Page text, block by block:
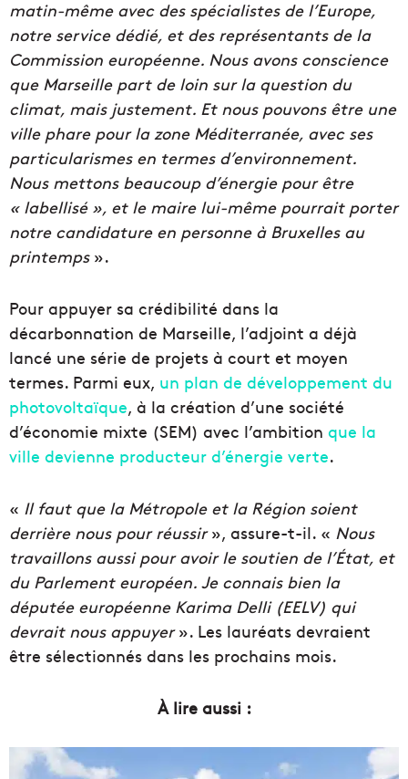
matin-même avec des spécialistes de l’Europe,
notre service dédié, et des représentants de la
Commission européenne. Nous avons conscience
que Marseille part de loin sur la question du
climat, mais justement. Et nous pouvons être une
ville phare pour la zone Méditerranée, avec ses
particularismes en termes d’environnement.
Nous mettons beaucoup d’énergie pour être
« labellisé », et le maire lui-même pourrait porter
notre candidature en personne à Bruxelles au
printemps».
Pour appuyer sa crédibilité dans la
décarbonnation de Marseille, l’adjoint a déjà
lancé une série de projets à court et moyen
termes. Parmi eux, un plan de développement du
photovoltaïque, à la création d’une société
d’économie mixte (SEM) avec l’ambition que la
ville devienne producteur d’énergie verte.
« Il faut que la Métropole et la Région soient
derrière nous pour réussir», assure-t-il. « Nous
travaillons aussi pour avoir le soutien de l’État, et
du Parlement européen. Je connais bien la
députée européenne Karima Delli (EELV) qui
devrait nous appuyer». Les lauréats devraient
être sélectionnés dans les prochains mois.
À lire aussi :